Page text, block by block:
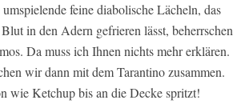
feine diabolische Lächeln, das
in den Adern gefrieren lässt, beherrschen
Da muss ich Ihnen nichts mehr erklären.
wir dann mit dem Tarantino zusammen.
wie Ketchup bis an die Decke spritzt!